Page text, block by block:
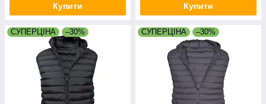
Купити Купити
СУПЕРЦІНА –30% СУПЕРЦІНА –30%